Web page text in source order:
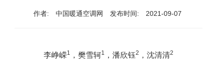
作者: 中国暖通空调网 发布时间: 2021-09-07
李峥嵘1 ，樊雪轲1 ，潘欣钰2 ，沈清清2